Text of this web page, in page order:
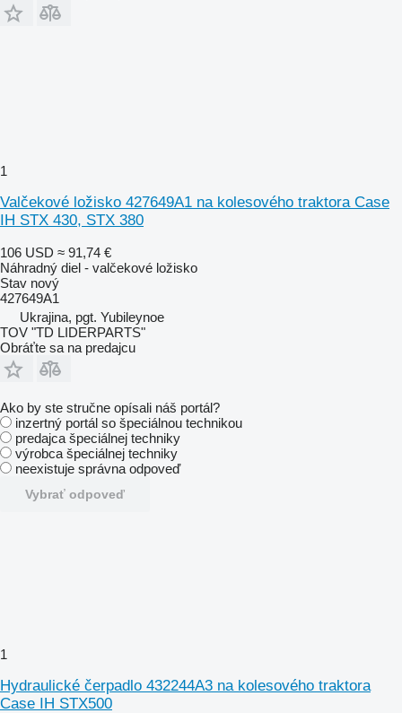
1
Valčekové ložisko 427649A1 na kolesového traktora Case
IH STX 430, STX 380
106 USD ≈ 91,74 €
Náhradný diel - valčekové ložisko
Stav nový
427649A1
Ukrajina, pgt. Yubileynoe
TOV "TD LIDERPARTS"
Obráťte sa na predajcu
Ako by ste stručne opísali náš portál?
inzertný portál so špeciálnou technikou
predajca špeciálnej techniky
výrobca špeciálnej techniky
neexistuje správna odpoveď
Vybrať odpoveď
1
Hydraulické čerpadlo 432244A3 na kolesového traktora
Case IH STX500